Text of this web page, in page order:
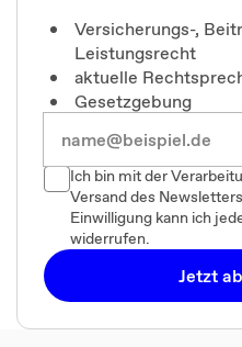
Versicherungs-,
Leistungsrecht
aktuelle
Gesetzgebung
Ich bin mit der
Versand des
Einwilligung kann ich
widerrufen.
Jetzt